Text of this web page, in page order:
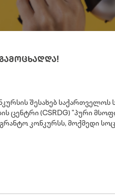
შესახებ
ცენტრი (CSRDG) "პური
კონკურსს, მოქმედი